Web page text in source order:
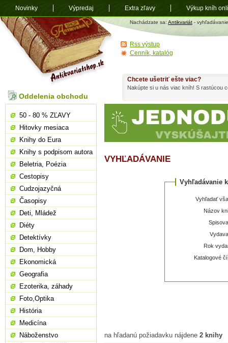
Antikvariát
shop.sk
Nachádzate sa: Antikvariát - vyhľadávanie
VYHĽADÁVANIE
Vyhľadávanie
Vyhľadať
Názov
Rok
Katalogové
na hľadanú požiadavku nájdene 2 knihy
Chcete ušetriť ešte viac?
Nakúpte si u nás viac kníh! S rastúcou
Oddelenia obchodu
50 - 80 % ZĽAVY
Hitovky mesiaca
Knihy do Eura
Knihy s podpisom autora
Beletria, Poézia
Cestopisy
Cudzojazyčná
Časopisy
Deti, Mládež
Diéty
Detektívky
Dom, Hobby
Ekonomická
Geografia
Ezoterika, záhady
Foto,Optika
História
Medicína
Náboženstvo
Rss výstup
Cenník, katalóg
Novinky Výpredaj Extra zľavy Výkup kníh